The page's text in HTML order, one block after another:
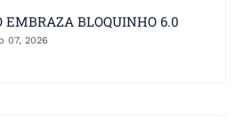
EMBRAZA BLOQUINHO 6.0
07, 2026